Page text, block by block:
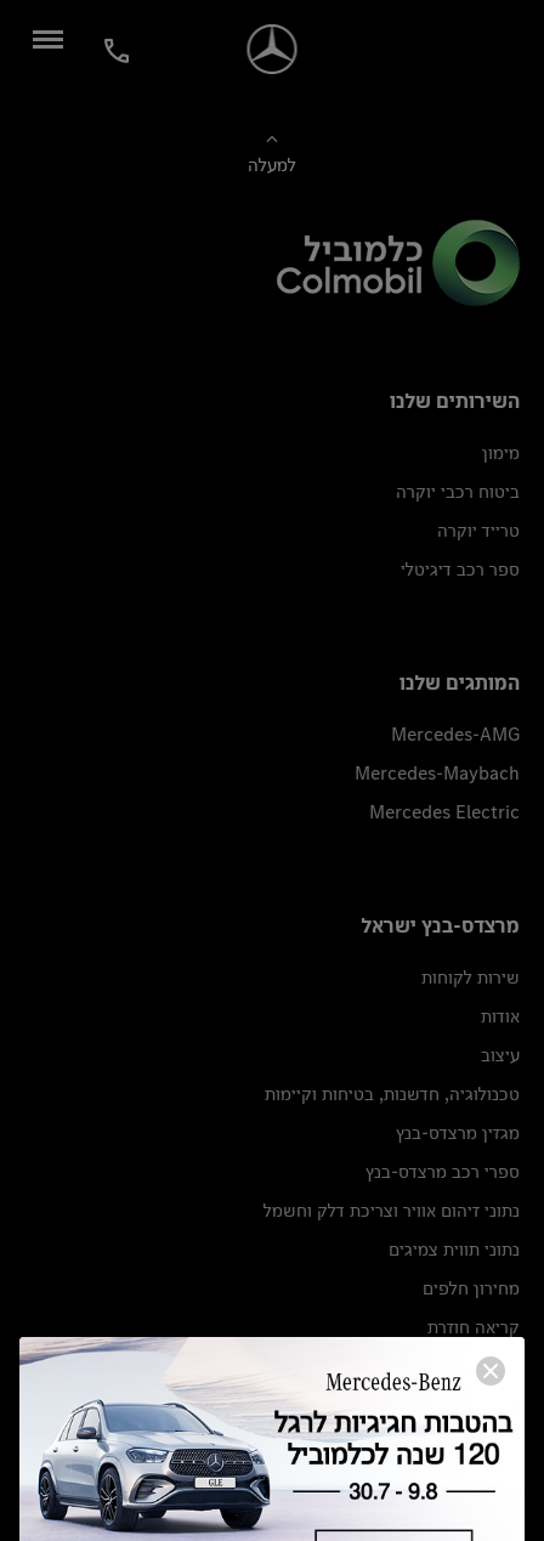
למעלה
השירותים שלנו
מימון
ביטוח רכבי יוקרה
טרייד יוקרה
ספר רכב דיגיטלי
המותגים שלנו
Mercedes-AMG
Mercedes-Maybach
Mercedes Electric
מרצדס-בנץ ישראל
שירות לקוחות
אודות
עיצוב
טכנולוגיה, חדשנות, בטיחות וקיימות
מגזין מרצדס-בנץ
ספרי רכב מרצדס-בנץ
נתוני זיהום אוויר וצריכת דלק וחשמל
נתוני תווית צמיגים
מחירון חלפים
קריאה חוזרת
הודעה על הטבות לרכבי מרצדס בהסדר פשרה בתצ 56447-02-19
תקנון ימי מכירות 120 לכלמוביל